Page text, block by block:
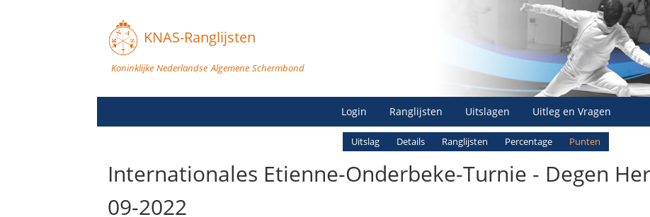
KNAS-Ranglijsten
Koninklijke Nederlandse Algemene Schermbond
Login Ranglijsten Uitslagen Uitleg en Vragen
Uitslag Details Ranglijsten Percentage Punten
Internationales Etienne-Onderbeke-Turnie - Degen
09-2022